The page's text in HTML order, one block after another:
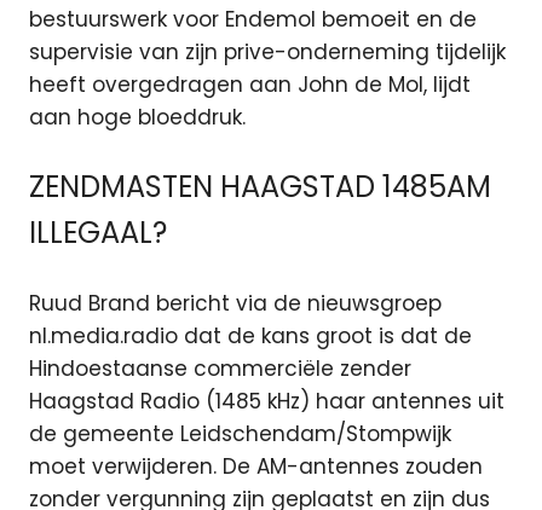
bestuurswerk voor Endemol bemoeit en de
supervisie van zijn prive-onderneming tijdelijk
heeft overgedragen aan John de Mol, lijdt
aan hoge bloeddruk.
ZENDMASTEN HAAGSTAD 1485AM
ILLEGAAL?
Ruud Brand bericht via de nieuwsgroep
nl.media.radio dat de kans groot is dat de
Hindoestaanse commerciële zender
Haagstad Radio (1485 kHz) haar antennes uit
de gemeente Leidschendam/Stompwijk
moet verwijderen. De AM-antennes zouden
zonder vergunning zijn geplaatst en zijn dus